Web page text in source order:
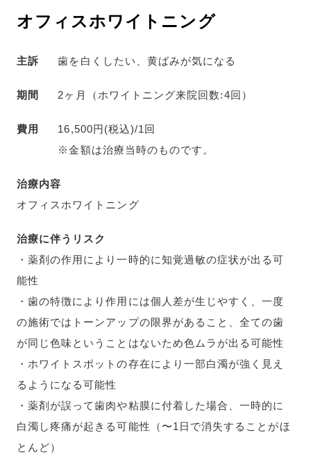
オフィスホワイトニング
主訴 歯を白くしたい、黄ばみが気になる
期間 2ヶ月（ホワイトニング来院回数:4回）
費用
16,500円(税込)/1回
※金額は治療当時のものです。
治療内容
オフィスホワイトニング
治療に伴うリスク
・薬剤の作用により一時的に知覚過敏の症状が出る可
能性
・歯の特徴により作用には個人差が生じやすく、一度
の施術ではトーンアップの限界があること、全ての歯
が同じ色味ということはないため色ムラが出る可能性
・ホワイトスポットの存在により一部白濁が強く見え
るようになる可能性
・薬剤が誤って歯肉や粘膜に付着した場合、一時的に
白濁し疼痛が起きる可能性（〜1日で消失することがほ
とんど）